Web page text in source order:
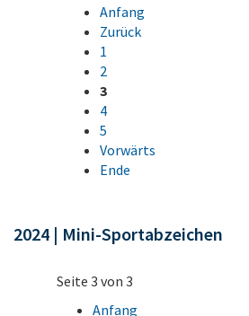
Anfang
Zurück
1
2
3
4
5
Vorwärts
Ende
2024 | Mini-Sportabzeichen
Seite 3 von 3
Anfang